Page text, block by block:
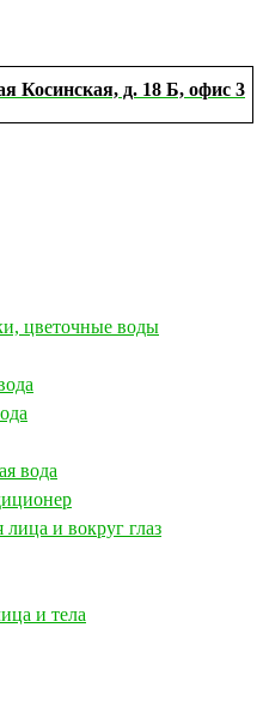
Косинская, д. 18 Б, офис 3
цветочные воды
вода
и вокруг глаз
и тела